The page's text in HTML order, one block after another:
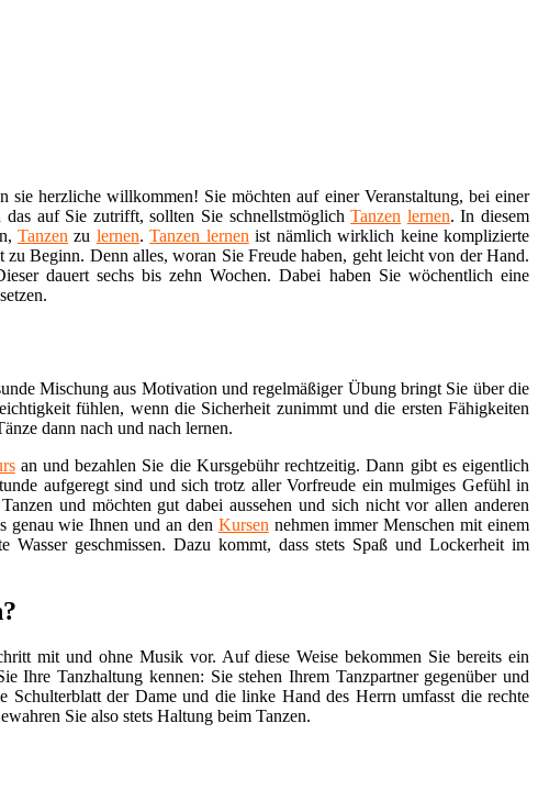
herzliche willkommen! Sie möchten auf einer Veranstaltung, bei einer
das auf Sie zutrifft, sollten Sie schnellstmöglichTanzen lernen. In diesem
Tanzen zu lernen.Tanzen lernen ist nämlich wirklich keine komplizierte
Beginn. Denn alles, woran Sie Freude haben, geht leicht von der Hand.
dauert sechs bis zehn Wochen. Dabei haben Sie wöchentlich eine
Mischung aus Motivation und regelmäßiger Übung bringt Sie über die
fühlen, wenn die Sicherheit zunimmt und die ersten Fähigkeiten
dann nach und nach lernen.
an und bezahlen Sie die Kursgebühr rechtzeitig. Dann gibt es eigentlich
aufgeregt sind und sich trotz aller Vorfreude ein mulmiges Gefühl in
und möchten gut dabei aussehen und sich nicht vor allen anderen
genau wie Ihnen und an den Kursen nehmen immer Menschen mit einem
geschmissen. Dazu kommt, dass stets Spaß und Lockerheit im
mit und ohne Musik vor. Auf diese Weise bekommen Sie bereits ein
Ihre Tanzhaltung kennen: Sie stehen Ihrem Tanzpartner gegenüber und
der Dame und die linke Hand des Herrn umfasst die rechte
Sie also stets Haltung beim Tanzen.